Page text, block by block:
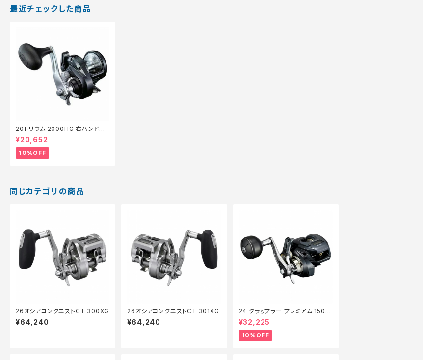
最近チェックした商品
20トリウム 2000HG 右ハンドル
【継続セール_リール】【10】
¥20,652
10%OFF
同じカテゴリの商品
26オシアコンクエストCT 300XG
¥64,240
26オシアコンクエストCT 301XG
¥64,240
24 グラップラー プレミアム 150X
G 新製品2024【継続セール_リー
ル】【10】
¥32,225
10%OFF